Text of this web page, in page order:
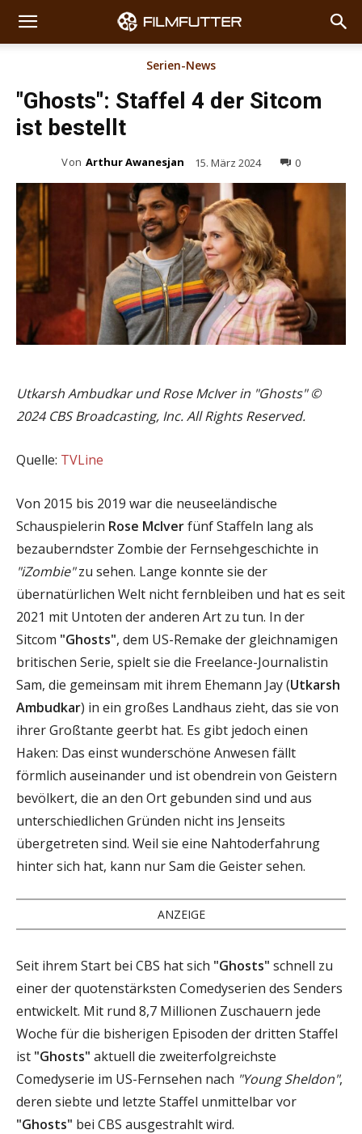
Serien-News
"Ghosts": Staffel 4 der Sitcom
ist bestellt
Von Arthur Awanesjan 15. März 2024 0
Utkarsh Ambudkar und Rose McIver in "Ghosts" ©
2024 CBS Broadcasting, Inc. All Rights Reserved.
Quelle: TVLine
Von 2015 bis 2019 war die neuseeländische
Schauspielerin Rose McIverfünf Staffeln lang als
bezauberndster Zombie der Fernsehgeschichte in
"iZombie"zu sehen. Lange konnte sie der
übernatürlichen Welt nicht fernbleiben und hat es seit
2021 mit Untoten der anderen Art zu tun. In der
Sitcom "Ghosts", dem US-Remake der gleichnamigen
britischen Serie, spielt sie die Freelance-Journalistin
Sam, die gemeinsam mit ihrem Ehemann Jay (Utkarsh
Ambudkar) in ein großes Landhaus zieht, das sie von
ihrer Großtante geerbt hat. Es gibt jedoch einen
Haken: Das einst wunderschöne Anwesen fällt
förmlich auseinander und ist obendrein von Geistern
bevölkert, die an den Ort gebunden sind und aus
unterschiedlichen Gründen nicht ins Jenseits
übergetreten sind. Weil sie eine Nahtoderfahrung
hinter sich hat, kann nur Sam die Geister sehen.
ANZEIGE
Seit ihrem Start bei CBS hat sich "Ghosts" schnell zu
einer der quotenstärksten Comedyserien des Senders
entwickelt. Mit rund 8,7 Millionen Zuschauern jede
Woche für die bisherigen Episoden der dritten Staffel
ist "Ghosts" aktuell die zweiterfolgreichste
Comedyserie im US-Fernsehen nach "Young Sheldon",
deren siebte und letzte Staffel unmittelbar vor
"Ghosts" bei CBS ausgestrahlt wird.